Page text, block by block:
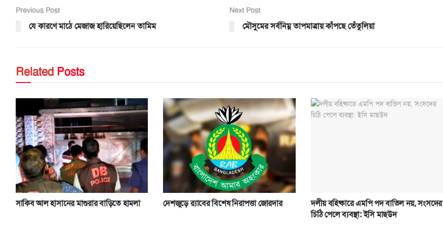
Previous Post
যে কারণে মাঠে মেজাজ হারিয়েছিলেন তামিম
Next Post
মৌসুমের সর্বনিম্ন তাপমাত্রায় কাঁপছে তেঁতুলিয়া
RelatedPosts
সাকিব আল হাসানের মাগুরার বাড়িতে হামলা দেশজুড়ে র‌্যাবের বিশেষ নিরাপত্তা জোরদার
দলীয় বহিষ্কারে এমপি পদ বাতিল নয়, সংসদের
চিঠি পেলে ব্যবস্থা: ইসি মাছউদ